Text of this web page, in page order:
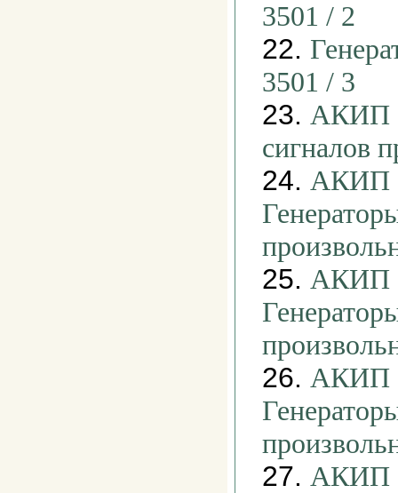
3501 / 2
22.
3501 / 3
23. АКИП -
сигналов
24. АКИП
25. АКИП
26. АКИП
27. АКИП